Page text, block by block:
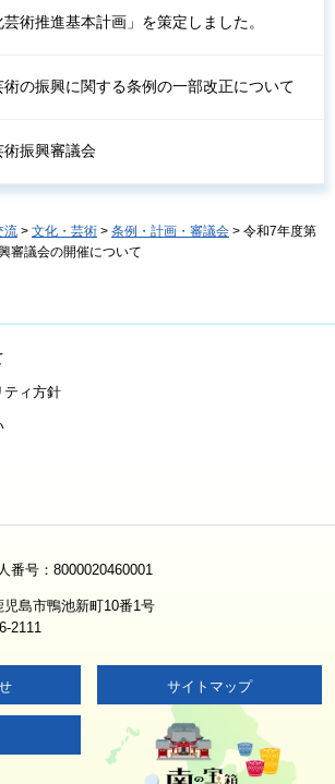
芸術推進基本計画」を策定しました。
の振興に関する条例の一部改正について
術振興審議会
流 > 文化・芸術 > 条例・計画・審議会 > 令和7年度第
審議会の開催について
ティ方針
番号：8000020460001
島市鴨池新町10番1号
2111
サイトマップ